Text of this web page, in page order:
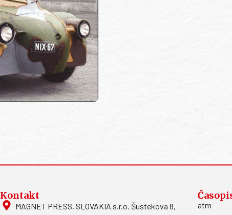
Kontakt
MAGNET PRESS, SLOVAKIA s.r.o. Šustekova 8,
atm